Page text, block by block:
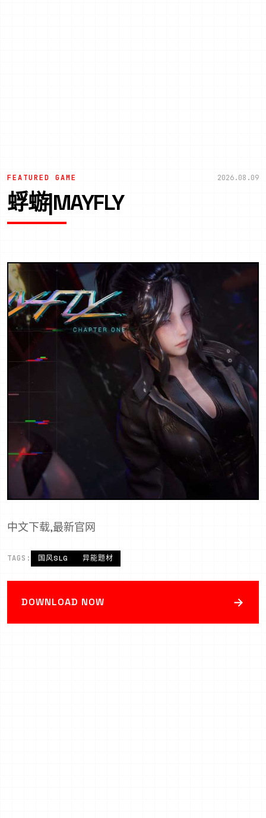
FEATURED GAME 2026.08.09
蜉蝣|MAYFLY
中文下载,最新官网
TAGS: 国风SLG 异能题材
DOWNLOAD NOW →